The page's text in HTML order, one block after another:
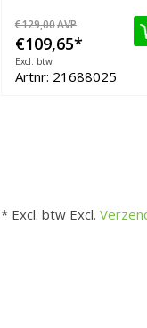
€129,00AVP
€109,65*
Excl. btw
Artnr: 21688025
* Excl. btw Excl.